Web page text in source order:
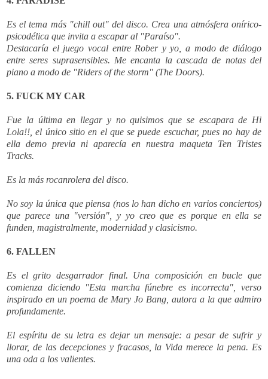
Es el tema más "chill out" del disco. Crea una atmósfera onírico-
psicodélica que invita a escapar al "Paraíso".
Destacaría el juego vocal entre Rober y yo, a modo de diálogo
entre seres suprasensibles. Me encanta la cascada de notas del
piano a modo de "Riders of the storm" (The Doors).
5. FUCK MY CAR
Fue la última en llegar y no quisimos que se escapara de Hi
Lola!!, el único sitio en el que se puede escuchar, pues no hay de
ella demo previa ni aparecía en nuestra maqueta Ten Tristes
Tracks.
Es la más rocanrolera del disco.
No soy la única que piensa (nos lo han dicho en varios conciertos)
que parece una "versión", y yo creo que es porque en ella se
funden, magistralmente, modernidad y clasicismo.
6. FALLEN
Es el grito desgarrador final. Una composición en bucle que
comienza diciendo "Esta marcha fúnebre es incorrecta", verso
inspirado en un poema de Mary Jo Bang, autora a la que admiro
profundamente.
El espíritu de su letra es dejar un mensaje: a pesar de sufrir y
llorar, de las decepciones y fracasos, la Vida merece la pena. Es
una oda a los valientes.